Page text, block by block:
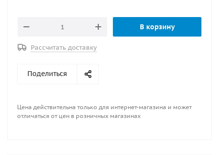
В корзину
Рассчитать доставку
Поделиться
Цена действительна только для интернет-магазина и может
отличаться от цен в розничных магазинах